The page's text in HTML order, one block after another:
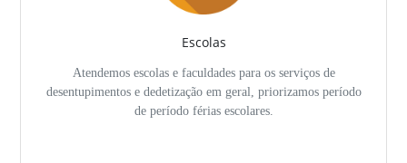
Escolas
Atendemos escolas e faculdades para os serviços de
desentupimentos e dedetização em geral, priorizamos período
de período férias escolares.